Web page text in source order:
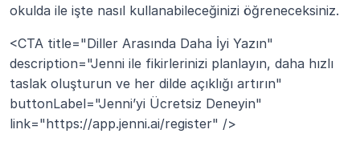
okulda ile işte nasıl kullanabileceğinizi öğreneceksiniz.
<CTA title="Diller Arasında Daha İyi Yazın"
description="Jenni ile fikirlerinizi planlayın, daha hızlı
taslak oluşturun ve her dilde açıklığı artırın"
buttonLabel="Jenni’yi Ücretsiz Deneyin"
link="https://app.jenni.ai/register" />